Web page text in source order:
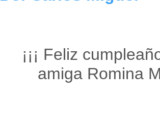
¡¡¡ Feliz
amiga Romina